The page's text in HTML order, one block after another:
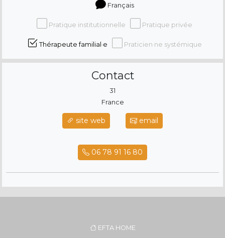
Français
Pratique institutionnelle Pratique privée
Thérapeute familial·e Praticien·ne systémique
Contact
31
France
site web email
06 78 91 16 80
EFTA HOME